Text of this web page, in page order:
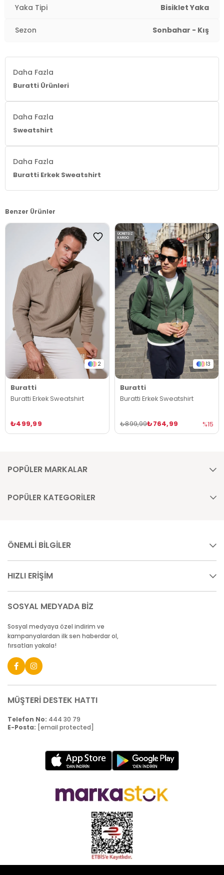
77 cm / Basen : 97 cm / Beden : L
Yaş Grubu:
Yaka Tipi Bisiklet Yaka
Sezon Sonbahar - Kış
Daha Fazla
Buratti Ürünleri
Daha Fazla
Sweatshirt
Daha Fazla
Buratti Erkek Sweatshirt
Benzer Ürünler
2
Buratti
Buratti Erkek Sweatshirt
₺499,99
13
Buratti
Buratti Erkek Sweatshirt
₺764,99
₺899,99 %15
ÜCRETSIZ
KARGO
POPÜLER MARKALAR
POPÜLER KATEGORİLER
ÖNEMLİ BİLGİLER
HIZLI ERİŞİM
SOSYAL MEDYADA BİZ
Sosyal medyaya özel indirim ve
kampanyalardan ilk sen haberdar ol,
fırsatları yakala!
MÜŞTERİ DESTEK HATTI
Telefon No: 444 30 79
E-Posta: [email protected]